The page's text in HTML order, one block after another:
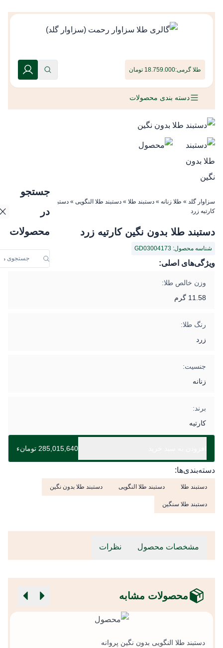
طلا گرمی:18.759.000 تومان
جستجو
در
محصولات
دسته بندی محصولات
سزاوار گلد » طلا زنانه » دستبند طلا » دستبند طلا النگویی » دستبند طلا بدون نگین
کارتیه زرد
دستبند طلا بدون نگین کارتیه زرد
شناسه محصول: GD03004173
ویژگی‌های اصلی:
وزن خالص طلا:
11.58 گرم
رنگ طلا:
زرد
جنسیت:
زنانه
برند:
کارتیه
285,015,640 تومانء
دسته‌بندی‌ها:
دستبند طلا دستبند طلا النگویی دستبند طلا بدون نگین
دستبند طلا سنگین
مشخصات محصول نظرات
محصولات مشابه
دستبند طلا النگویی بدون نگین پروانه